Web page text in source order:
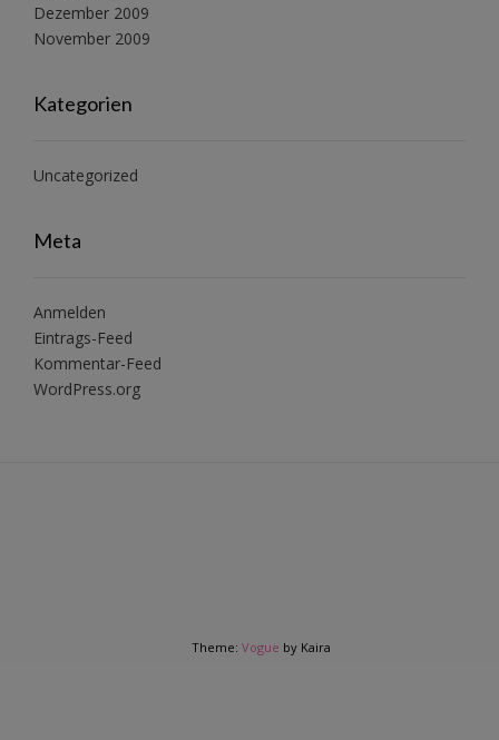
Dezember 2009
November 2009
Kategorien
Uncategorized
Meta
Anmelden
Eintrags-Feed
Kommentar-Feed
WordPress.org
Theme: Vogue by Kaira